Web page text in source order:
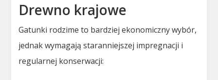
Drewno krajowe
Gatunki rodzime to bardziej ekonomiczny wybór,
jednak wymagają staranniejszej impregnacji i
regularnej konserwacji: